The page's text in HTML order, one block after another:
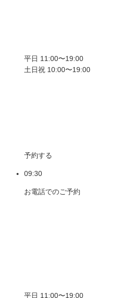
平日 11:00〜19:00
土日祝 10:00〜19:00
予約する
09:30
お電話でのご予約
平日 11:00〜19:00